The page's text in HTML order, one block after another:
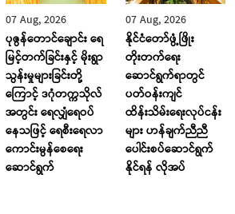
07 Aug, 2026
ပုဇွန်တောင်ချောင်း ရေ
မြင့်တက်ခြင်းနှင့် မိုးရွာ
သွန်းမှုများခြင်းတို့
ကြောင့် ဒဂုံတက္ကသိုလ်
အတွင်း ရေလျှံရေဝပ်
နေသဖြင့် ရေစီးရေလာ
ကောင်းမွန်စေရေး
ဆောင်ရွက်
07 Aug, 2026
နိုင်ငံတော်ဖွံ့ဖြိုး
တိုးတက်ရေး
ဆောင်ရွက်ရာတွင်
ပတ်ဝန်းကျင်
ထိန်းသိမ်းရေးလုပ်ငန်း
များ ဟန်ချက်ညီညီ
ပေါင်းစပ်ဆောင်ရွက်
နိုင်ရန် လိုအပ်